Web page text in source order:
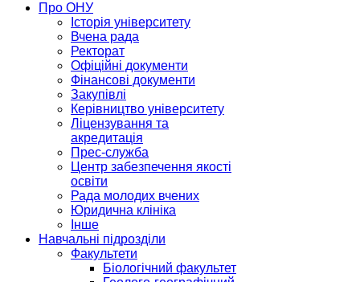
Про ОНУ
Історія університету
Вчена рада
Ректорат
Офіційні документи
Фінансові документи
Закупівлі
Керівництво університету
Ліцензування та
акредитація
Прес-служба
Центр забезпечення якості
освіти
Рада молодих вчених
Юридична клініка
Інше
Навчальні підрозділи
Факультети
Біологічний факультет